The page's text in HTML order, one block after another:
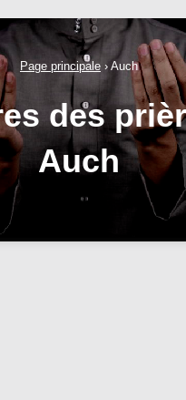
Page principale › Auch
des
Auch